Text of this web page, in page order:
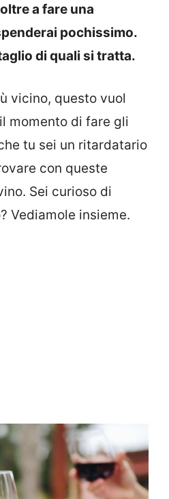
a fare una
pochissimo.
di quali si tratta.
vicino, questo vuol
momento di fare gli
tu sei un ritardatario
con queste
Sei curioso di
Vediamole insieme.